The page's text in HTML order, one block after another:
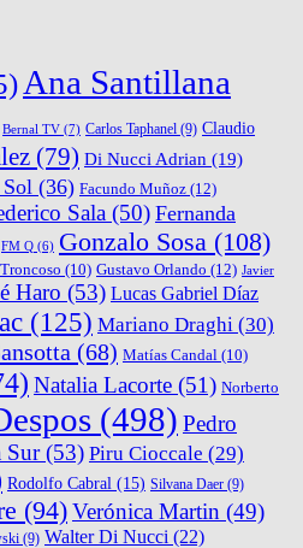
Ana Santillana
Bernal TV (7) Carlos Taphanel (9) Claudio
(79) Di Nucci Adrian (19)
(36) Facundo Muñoz (12)
Sala (50) Fernanda
FM Q (6) Gonzalo Sosa (108)
(10) Gustavo Orlando (12) Javier
Haro (53) Lucas Gabriel Díaz
(125) Mariano Draghi (30)
(68) Matías Candal (10)
Natalia Lacorte (51) Norberto
(498) Pedro
Sur(53) Piru Cioccale (29)
Rodolfo Cabral (15) Silvana Daer (9)
(94)Verónica Martin (49)
(9) Walter Di Nucci (22)